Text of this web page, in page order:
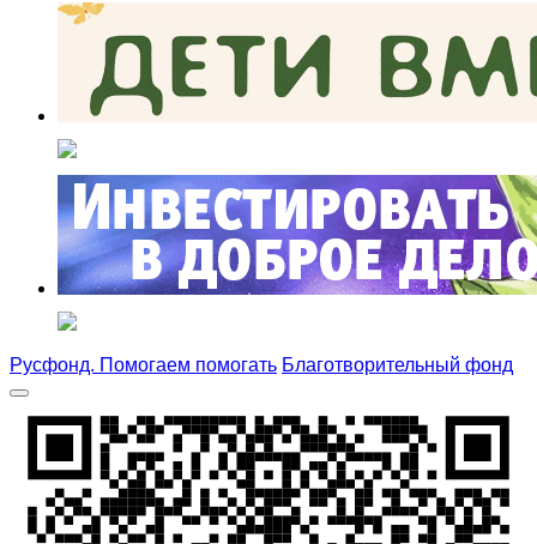
Русфонд. Помогаем помогать Благотворительный фонд